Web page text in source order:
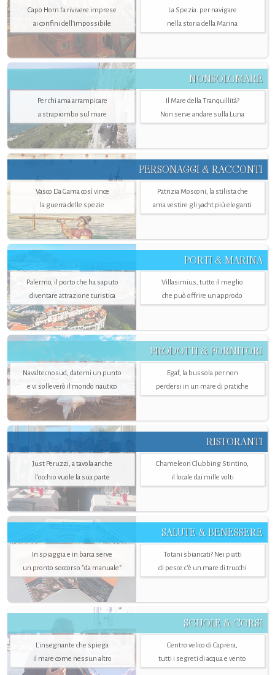
Capo Horn fa rivivere imprese
ai confini dell’impossibile
La Spezia. per navigare
nella storia della Marina
NONSOLOMARE
Per chi ama arrampicare
a strapiombo sul mare
Il Mare della Tranquillità?
Non serve andare sulla Luna
PERSONAGGI & RACCONTI
Vasco Da Gama così vince
la guerra delle spezie
Patrizia Mosconi, la stilista che
ama vestire gli yacht più eleganti
PORTI & MARINA
Palermo, il porto che ha saputo
diventare attrazione turistica
Villasimius, tutto il meglio
che può offrire un approdo
PRODOTTI & FORNITORI
Navaltecnosud, datemi un punto
e vi solleverò il mondo nautico
Egaf, la bussola per non
perdersi in un mare di pratiche
RISTORANTI
Just Peruzzi, a tavola anche
l’occhio vuole la sua parte
Chameleon Clubbing Stintino,
il locale dai mille volti
SALUTE & BENESSERE
In spiaggia e in barca serve
un pronto soccorso "da manuale"
Totani sbiancati? Nei piatti
di pesce c'è un mare di trucchi
SCUOLE & CORSI
L'insegnante che spiega
il mare come nessun altro
Centro velico di Caprera,
tutti i segreti di acqua e vento